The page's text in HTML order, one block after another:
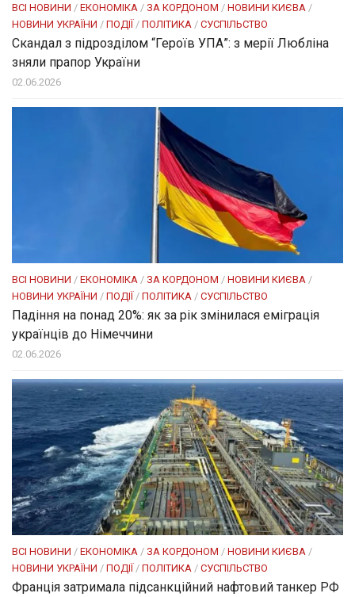
ВСІ НОВИНИ / ЕКОНОМІКА / ЗА КОРДОНОМ / НОВИНИ КИЄВА /
НОВИНИ УКРАЇНИ / ПОДІЇ / ПОЛІТИКА / СУСПІЛЬСТВО
Скандал з підрозділом “Героїв УПА”: з мерії Любліна
зняли прапор України
02.06.2026
ВСІ НОВИНИ / ЕКОНОМІКА / ЗА КОРДОНОМ / НОВИНИ КИЄВА /
НОВИНИ УКРАЇНИ / ПОДІЇ / ПОЛІТИКА / СУСПІЛЬСТВО
Падіння на понад 20%: як за рік змінилася еміграція
українців до Німеччини
02.06.2026
ВСІ НОВИНИ / ЕКОНОМІКА / ЗА КОРДОНОМ / НОВИНИ КИЄВА /
НОВИНИ УКРАЇНИ / ПОДІЇ / ПОЛІТИКА / СУСПІЛЬСТВО
Франція затримала підсанкційний нафтовий танкер РФ